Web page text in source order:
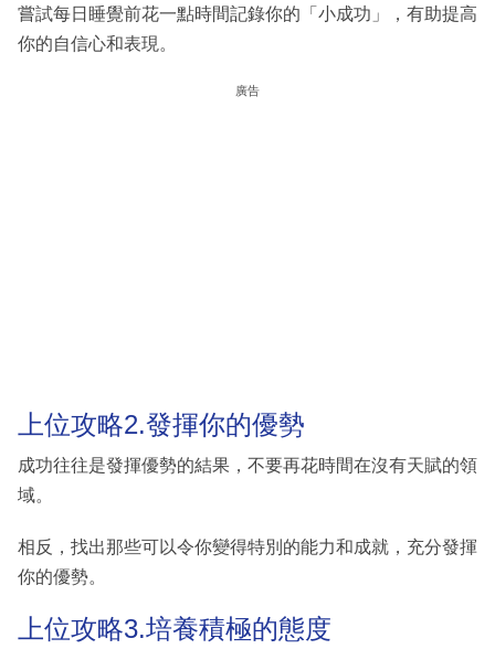
嘗試每日睡覺前花一點時間記錄你的「小成功」，有助提高
你的自信心和表現。
廣告
上位攻略2.發揮你的優勢
成功往往是發揮優勢的結果，不要再花時間在沒有天賦的領
域。
相反，找出那些可以令你變得特別的能力和成就，充分發揮
你的優勢。
上位攻略3.培養積極的態度